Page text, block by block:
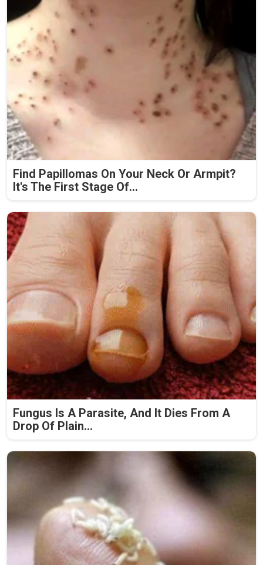
Find Papillomas On Your Neck Or Armpit?
It's The First Stage Of...
Fungus Is A Parasite, And It Dies From A
Drop Of Plain...